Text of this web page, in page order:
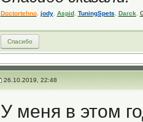
Doctortehno, jody, Aspid, TuningSpets Darck
Спасибо
26.10.2019, 22:48
У меня в этом